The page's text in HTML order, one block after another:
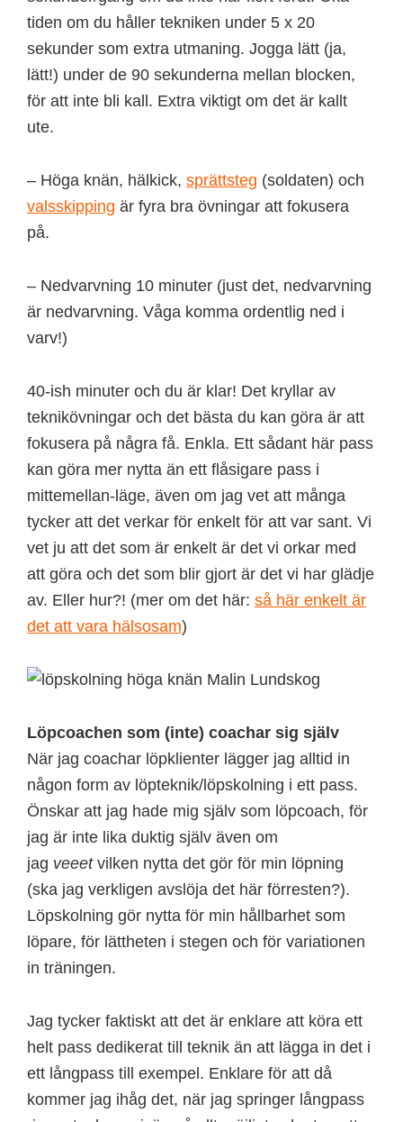
tiden om du håller tekniken under 5 x 20
sekunder som extra utmaning. Jogga lätt (ja,
lätt!) under de 90 sekunderna mellan blocken,
för att inte bli kall. Extra viktigt om det är kallt
ute.
– Höga knän, hälkick, sprättsteg (soldaten) och
valsskipping är fyra bra övningar att fokusera
på.
– Nedvarvning 10 minuter (just det, nedvarvning
är nedvarvning. Våga komma ordentlig ned i
varv!)
40-ish minuter och du är klar! Det kryllar av
teknikövningar och det bästa du kan göra är att
fokusera på några få. Enkla. Ett sådant här pass
kan göra mer nytta än ett flåsigare pass i
mittemellan-läge, även om jag vet att många
tycker att det verkar för enkelt för att var sant. Vi
vet ju att det som är enkelt är det vi orkar med
att göra och det som blir gjort är det vi har glädje
av. Eller hur?! (mer om det här: så här enkelt är
det att vara hälsosam)
Löpcoachen som (inte) coachar sig själv
När jag coachar löpklienter lägger jag alltid in
någon form av löpteknik/löpskolning i ett pass.
Önskar att jag hade mig själv som löpcoach, för
jag är inte lika duktig själv även om
jag veeet vilken nytta det gör för min löpning
(ska jag verkligen avslöja det här förresten?).
Löpskolning gör nytta för min hållbarhet som
löpare, för lättheten i stegen och för variationen
in träningen.
Jag tycker faktiskt att det är enklare att köra ett
helt pass dedikerat till teknik än att lägga in det i
ett långpass till exempel. Enklare för att då
kommer jag ihåg det, när jag springer långpass